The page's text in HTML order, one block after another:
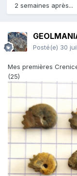
2 semaines après...
Posté(e) 30
Mes premières
(25)